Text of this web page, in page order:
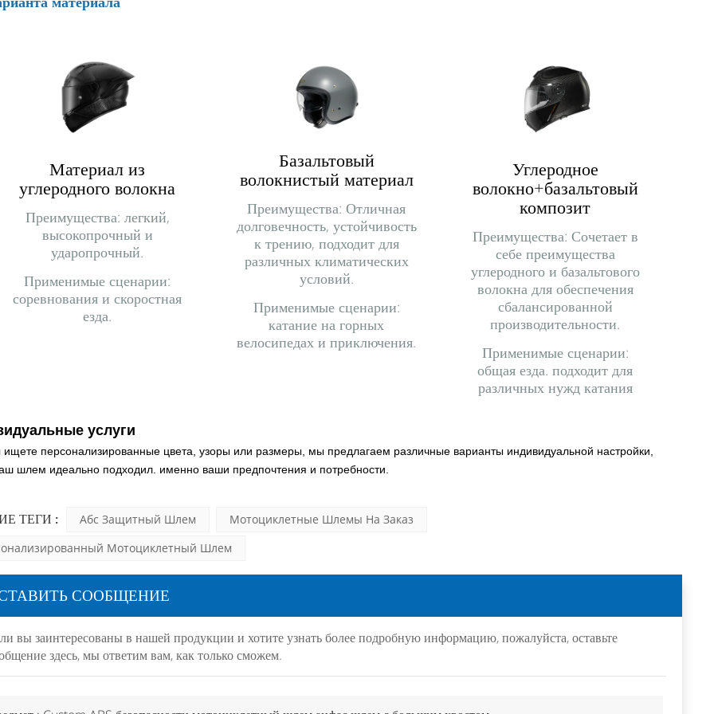
Материал из
углеродного волокна
Преимущества: легкий,
высокопрочный и
ударопрочный.
Применимые сценарии:
соревнования и скоростная
езда.
Базальтовый
волокнистый материал
Преимущества: Отличная
долговечность, устойчивость
к трению, подходит для
различных климатических
условий.
Применимые сценарии:
катание на горных
велосипедах и приключения.
Углеродное
волокно+базальтовый
композит
Преимущества: Сочетает в
себе преимущества
углеродного и базальтового
волокна для обеспечения
сбалансированной
производительности.
Применимые сценарии:
общая езда. подходит для
различных нужд катания
услуги
ищете персонализированные цвета, узоры или размеры, мы предлагаем различные варианты индивидуальной настройки,
шлем идеально подходил. именно ваши предпочтения и потребности.
ТЕГИ : Абс Защитный Шлем
Мотоциклетные Шлемы На Заказ
Мотоциклетный Шлем
СООБЩЕНИЕ
вы заинтересованы в нашей продукции и хотите узнать более подробную информацию, пожалуйста, оставьте
здесь, мы ответим вам, как только сможем.